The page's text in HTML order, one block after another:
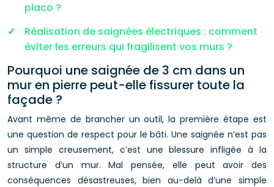
placo ?
Réalisation de saignées électriques : comment
éviter les erreurs qui fragilisent vos murs ?
Pourquoi une saignée de 3 cm dans un
mur en pierre peut-elle fissurer toute la
façade ?
Avant même de brancher un outil, la première étape est
une question de respect pour le bâti. Une saignée n’est pas
un simple creusement, c’est une blessure infligée à la
structure d’un mur. Mal pensée, elle peut avoir des
conséquences désastreuses, bien au-delà d’une simple